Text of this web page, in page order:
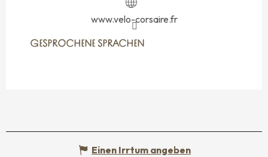
www.velo-corsaire.fr
GESPROCHENE SPRACHEN
GESPROCHENE SPRACHEN
Einen Irrtum angeben